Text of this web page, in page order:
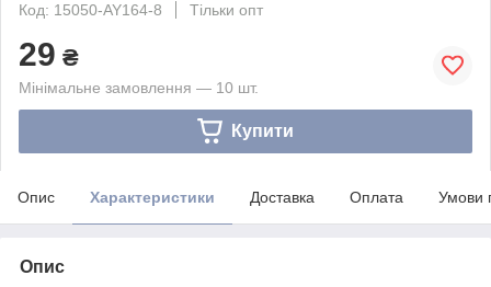
Код: 15050-AY164-8
Тільки опт
29 ₴
Мінімальне замовлення — 10 шт.
Купити
Опис Характеристики Доставка Оплата Умови
Опис